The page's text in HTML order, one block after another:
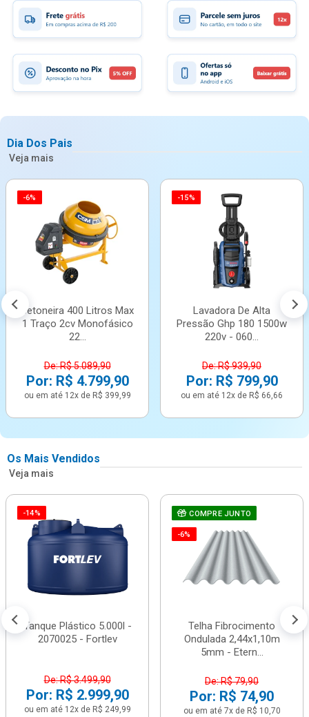
Dia Dos Pais
Veja mais
-6%
Betoneira 400 Litros Max
1 Traço 2cv Monofásico
22...
De: R$ 5.089,90
Por: R$ 4.799,90
ou em até 12x de R$ 399,99
-15%
Lavadora De Alta
Pressão Ghp 180 1500w
220v - 060...
De: R$ 939,90
Por: R$ 799,90
ou em até 12x de R$ 66,66
Os Mais Vendidos
Veja mais
-14%
Tanque Plástico 5.000l -
2070025 - Fortlev
De: R$ 3.499,90
Por: R$ 2.999,90
ou em até 12x de R$ 249,99
COMPRE JUNTO
-6%
Telha Fibrocimento
Ondulada 2,44x1,10m
5mm - Etern...
De: R$ 79,90
Por: R$ 74,90
ou em até 7x de R$ 10,70